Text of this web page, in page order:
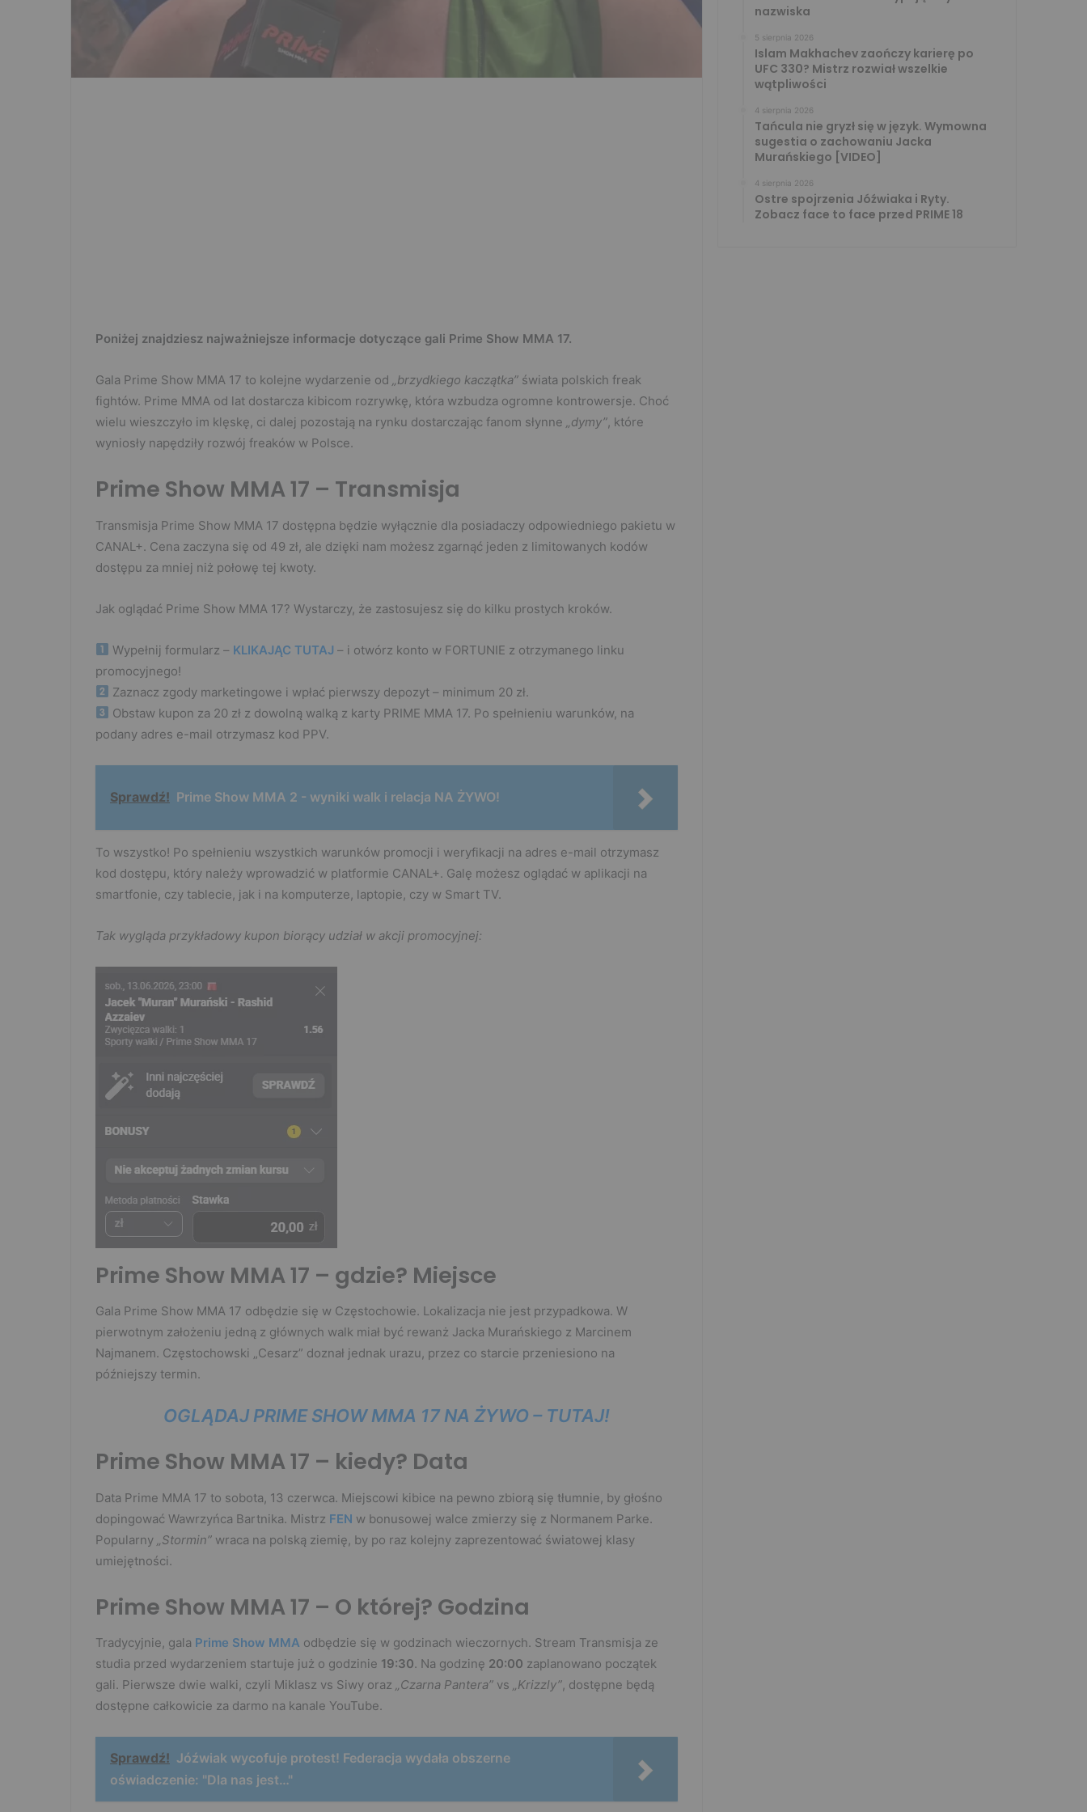
Poniżej znajdziesz najważniejsze informacje dotyczące gali Prime Show MMA 17.
Gala Prime Show MMA 17 to kolejne wydarzenie od „brzydkiego kaczątka” świata polskich freak
fightów. Prime MMA od lat dostarcza kibicom rozrywkę, która wzbudza ogromne kontrowersje. Choć
wielu wieszczyło im klęskę, ci dalej pozostają na rynku dostarczając fanom słynne „dymy”, które
wyniosły napędziły rozwój freaków w Polsce.
Prime Show MMA 17 – Transmisja
Transmisja Prime Show MMA 17 dostępna będzie wyłącznie dla posiadaczy odpowiedniego pakietu w
CANAL+. Cena zaczyna się od 49 zł, ale dzięki nam możesz zgarnąć jeden z limitowanych kodów
dostępu za mniej niż połowę tej kwoty.
Jak oglądać Prime Show MMA 17? Wystarczy, że zastosujesz się do kilku prostych kroków.
Wypełnij formularz – KLIKAJĄC TUTAJ – i otwórz konto w FORTUNIE z otrzymanego linku
promocyjnego!
Zaznacz zgody marketingowe i wpłać pierwszy depozyt – minimum 20 zł.
Obstaw kupon za 20 zł z dowolną walką z karty PRIME MMA 17. Po spełnieniu warunków, na
podany adres e-mail otrzymasz kod PPV.
Sprawdź! Prime Show MMA 2 - wyniki walk i relacja NA ŻYWO!
To wszystko! Po spełnieniu wszystkich warunków promocji i weryfikacji na adres e-mail otrzymasz
kod dostępu, który należy wprowadzić w platformie CANAL+. Galę możesz oglądać w aplikacji na
smartfonie, czy tablecie, jak i na komputerze, laptopie, czy w Smart TV.
Tak wygląda przykładowy kupon biorący udział w akcji promocyjnej:
Prime Show MMA 17 – gdzie? Miejsce
Gala Prime Show MMA 17 odbędzie się w Częstochowie. Lokalizacja nie jest przypadkowa. W
pierwotnym założeniu jedną z głównych walk miał być rewanż Jacka Murańskiego z Marcinem
Najmanem. Częstochowski „Cesarz” doznał jednak urazu, przez co starcie przeniesiono na
późniejszy termin.
OGLĄDAJ PRIME SHOW MMA 17 NA ŻYWO – TUTAJ!
Prime Show MMA 17 – kiedy? Data
Data Prime MMA 17 to sobota, 13 czerwca. Miejscowi kibice na pewno zbiorą się tłumnie, by głośno
dopingować Wawrzyńca Bartnika. Mistrz FEN w bonusowej walce zmierzy się z Normanem Parke.
Popularny „Stormin” wraca na polską ziemię, by po raz kolejny zaprezentować światowej klasy
umiejętności.
Prime Show MMA 17 – O której? Godzina
Tradycyjnie, gala Prime Show MMA odbędzie się w godzinach wieczornych. Stream Transmisja ze
studia przed wydarzeniem startuje już o godzinie 19:30. Na godzinę 20:00 zaplanowano początek
gali. Pierwsze dwie walki, czyli Miklasz vs Siwy oraz „Czarna Pantera” vs „Krizzly”, dostępne będą
dostępne całkowicie za darmo na kanale YouTube.
Sprawdź! Jóźwiak wycofuje protest! Federacja wydała obszerne
oświadczenie: "Dla nas jest…"
nazwiska
5 sierpnia 2026
Islam Makhachev zaończy karierę po
UFC 330? Mistrz rozwiał wszelkie
wątpliwości
4 sierpnia 2026
Tańcula nie gryzł się w język. Wymowna
sugestia o zachowaniu Jacka
Murańskiego [VIDEO]
4 sierpnia 2026
Ostre spojrzenia Jóźwiaka i Ryty.
Zobacz face to face przed PRIME 18